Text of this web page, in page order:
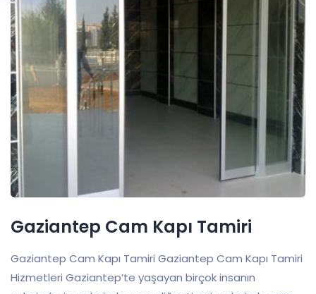
Gaziantep Cam Kapı Tamiri
Gaziantep Cam Kapı Tamiri Gaziantep Cam Kapı Tamiri
Hizmetleri Gaziantep’te yaşayan birçok insanın